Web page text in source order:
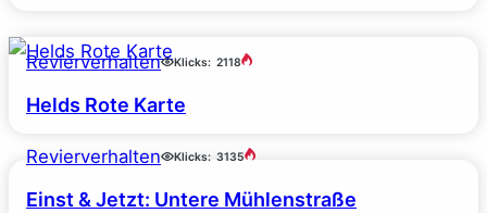
Revierverhalten Klicks: 2118
Helds Rote Karte
Revierverhalten Klicks: 3135
Einst & Jetzt: Untere Mühlenstraße